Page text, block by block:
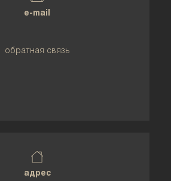
e-mail
обратная связь
адрес